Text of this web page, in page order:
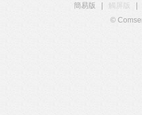
簡易版
觸屏版
©